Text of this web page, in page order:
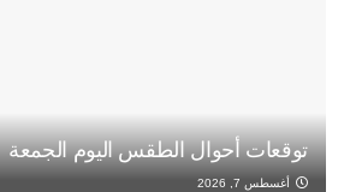
توقعات أحوال الطقس اليوم الجمعة
أغسطس 7, 2026